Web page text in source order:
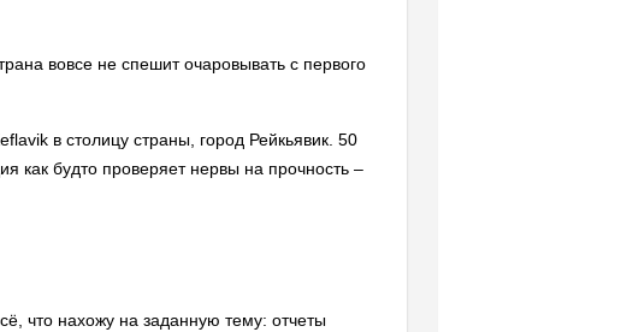
вовсе не спешит очаровывать с первого
в столицу страны, город Рейкьявик. 50
как будто проверяет нервы на прочность –
что нахожу на заданную тему: отчеты